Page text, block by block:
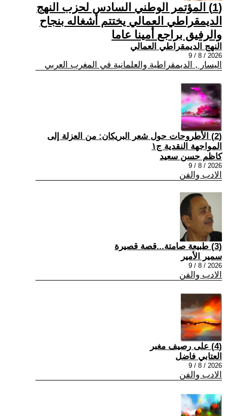
(1) المؤتمر الوطني السادس لحزب النهج
الديمقراطي العمالي يختتم أشغاله بنجاح
والرفيق براجع أمينا عاما
النهج الديمقراطي العمالي
2026 / 8 / 9
اليسار , الديمقراطية والعلمانية في المغرب العربي
(2) الأطروحات حول شعر البريكان: من العزلة إلى
المواجهة النقدية ج١
كاظم حسن سعيد
2026 / 8 / 9
الادب والفن
(3) طبيعة صامتة...قصة قصيرة
سمير الأمير
2026 / 8 / 9
الادب والفن
(4) على رصيف مغبر
العتابي فاضل
2026 / 8 / 9
الادب والفن